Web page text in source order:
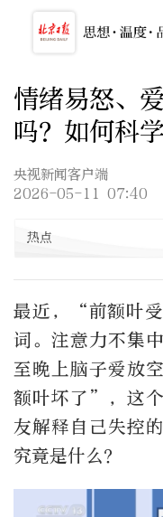
情绪易怒、
吗？如何科
央视新闻客户端
2026-05-11 07:40
热点
最近，“前额叶
词。注意力不集
至晚上脑子爱放
额叶坏了”，这
友解释自己失控
究竟是什么？